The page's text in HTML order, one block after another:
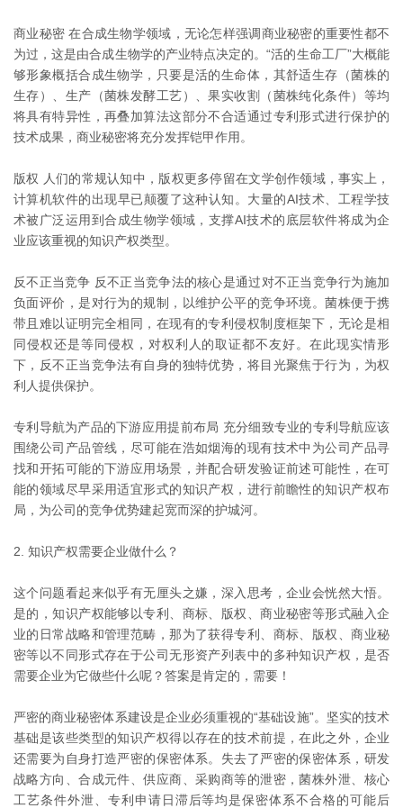
商业秘密 在合成生物学领域，无论怎样强调商业秘密的重要性都不
为过，这是由合成生物学的产业特点决定的。“活的生命工厂”大概能
够形象概括合成生物学，只要是活的生命体，其舒适生存（菌株的
生存）、生产（菌株发酵工艺）、果实收割（菌株纯化条件）等均
将具有特异性，再叠加算法这部分不合适通过专利形式进行保护的
技术成果，商业秘密将充分发挥铠甲作用。
版权 人们的常规认知中，版权更多停留在文学创作领域，事实上，
计算机软件的出现早已颠覆了这种认知。大量的AI技术、工程学技
术被广泛运用到合成生物学领域，支撑AI技术的底层软件将成为企
业应该重视的知识产权类型。
反不正当竞争 反不正当竞争法的核心是通过对不正当竞争行为施加
负面评价，是对行为的规制，以维护公平的竞争环境。菌株便于携
带且难以证明完全相同，在现有的专利侵权制度框架下，无论是相
同侵权还是等同侵权，对权利人的取证都不友好。在此现实情形
下，反不正当竞争法有自身的独特优势，将目光聚焦于行为，为权
利人提供保护。
专利导航为产品的下游应用提前布局 充分细致专业的专利导航应该
围绕公司产品管线，尽可能在浩如烟海的现有技术中为公司产品寻
找和开拓可能的下游应用场景，并配合研发验证前述可能性，在可
能的领域尽早采用适宜形式的知识产权，进行前瞻性的知识产权布
局，为公司的竞争优势建起宽而深的护城河。
2. 知识产权需要企业做什么？
这个问题看起来似乎有无厘头之嫌，深入思考，企业会恍然大悟。
是的，知识产权能够以专利、商标、版权、商业秘密等形式融入企
业的日常战略和管理范畴，那为了获得专利、商标、版权、商业秘
密等以不同形式存在于公司无形资产列表中的多种知识产权，是否
需要企业为它做些什么呢？答案是肯定的，需要！
严密的商业秘密体系建设是企业必须重视的“基础设施”。坚实的技术
基础是该些类型的知识产权得以存在的技术前提，在此之外，企业
还需要为自身打造严密的保密体系。失去了严密的保密体系，研发
战略方向、合成元件、供应商、采购商等的泄密，菌株外泄、核心
工艺条件外泄、专利申请日滞后等均是保密体系不合格的可能后